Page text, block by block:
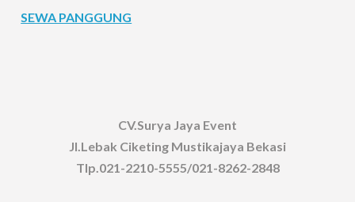
SEWA PANGGUNG
CV.Surya Jaya Event
Jl.Lebak Ciketing Mustikajaya Bekasi
Tlp.021-2210-5555/021-8262-2848